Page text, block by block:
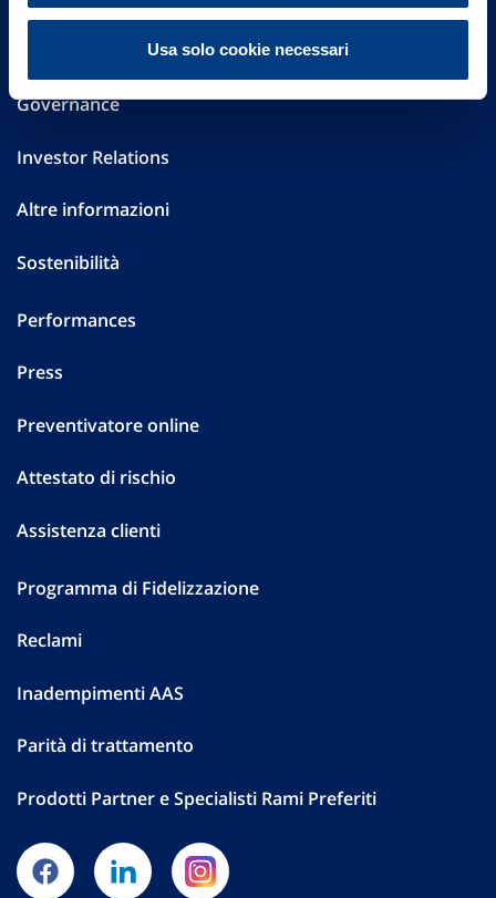
Usa solo cookie necessari
Governance
Investor Relations
Altre informazioni
Sostenibilità
Performances
Press
Preventivatore online
Attestato di rischio
Assistenza clienti
Programma di Fidelizzazione
Reclami
Inadempimenti AAS
Parità di trattamento
Prodotti Partner e Specialisti Rami Preferiti